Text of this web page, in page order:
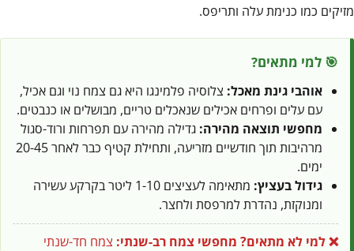
מזיקים כמו כנימת עלה ותריפס.
🎯 למי מתאים?
אוהבי גינת מאכל: צלוסיה פלמינגו היא גם צמח נוי וגם אכיל,
עם עלים ופרחים אכילים שנאכלים טריים, מבושלים או כנבטים.
מחפשי תוצאה מהירה: גדילה מהירה עם תפרחות ורוד-סגול
מרהיבות תוך חודשיים מזריעה, ותחילת קטיף כבר לאחר 20-45
ימים.
גידול בעציץ:
מתאימה לעציצים 1-10 ליטר בקרקע עשירה
ומנוקזת, נהדרת למרפסת ולחצר.
❌ למי לא מתאים? מחפשי צמח רב-שנתי: צמח חד-שנתי